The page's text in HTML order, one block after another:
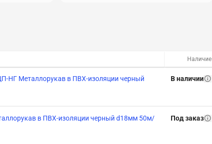
Наличие
НГ Металлорукав в ПВХ-изоляции черный
В наличии
в ПВХ-изоляции черный d18мм 50м/
Под заказ